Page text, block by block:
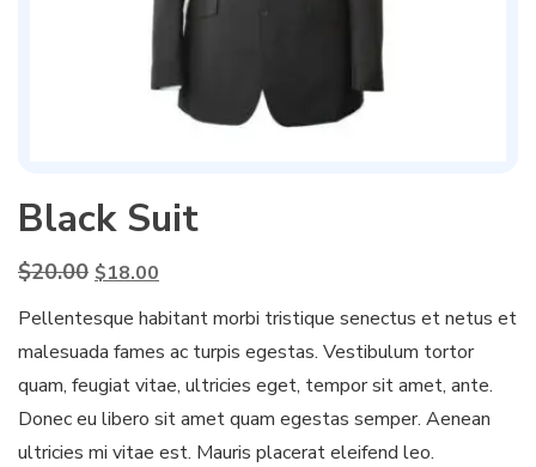
Black Suit
$20.00 Le
initial
était :
$20.00.
$18.00
actuel
est :
$18.00.
Pellentesque habitant morbi tristique senectus et netus et
malesuada fames ac turpis egestas. Vestibulum tortor
quam, feugiat vitae, ultricies eget, tempor sit amet, ante.
Donec eu libero sit amet quam egestas semper. Aenean
ultricies mi vitae est. Mauris placerat eleifend leo.